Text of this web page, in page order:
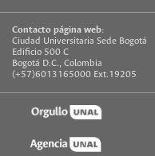
Contacto página web:
Ciudad Universitaria Sede Bogotá
Edificio 500 C
Bogotá D.C., Colombia
(+57)6013165000 Ext.19205